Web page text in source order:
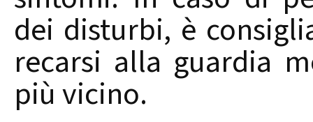
dei disturbi, è
recarsi alla guardia
più vicino.